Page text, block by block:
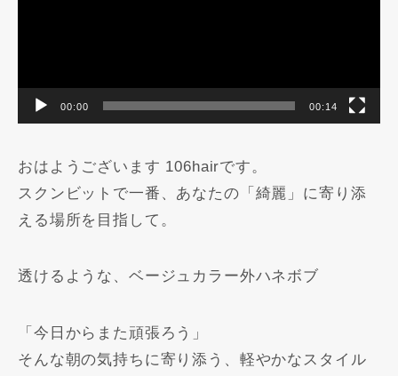
00:00 00:14
おはようございます 106hairです。
スクンビットで一番、あなたの「綺麗」に寄り添
える場所を目指して。
透けるような、ベージュカラー外ハネボブ️
「今日からまた頑張ろう」
そんな朝の気持ちに寄り添う、軽やかなスタイル